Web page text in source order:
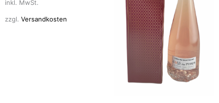
inkl. MwSt.
zzgl. Versandkosten
Optionen
auf